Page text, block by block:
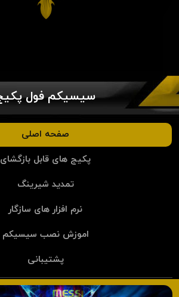
سیسیکم فول
صفحه اصلی
پکیج های قابل بازگشای
تمدید شیرینگ
نرم افزار های سازگار
اموزش نصب سیسیکم
پشتیبانی